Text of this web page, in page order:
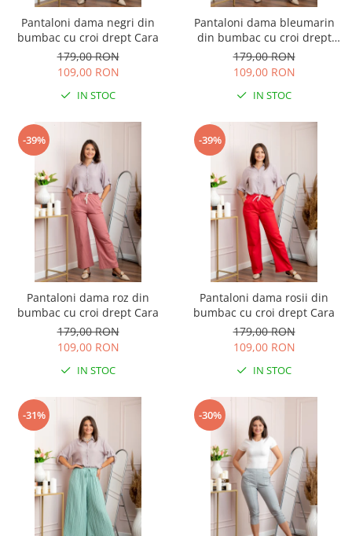
Pantaloni dama negri din
bumbac cu croi drept Cara
179,00 RON
109,00 RON
IN STOC
Pantaloni dama bleumarin
din bumbac cu croi drept
Cara
179,00 RON
109,00 RON
IN STOC
-39%
Pantaloni dama roz din
bumbac cu croi drept Cara
179,00 RON
109,00 RON
IN STOC
-39%
Pantaloni dama rosii din
bumbac cu croi drept Cara
179,00 RON
109,00 RON
IN STOC
-31% -30%